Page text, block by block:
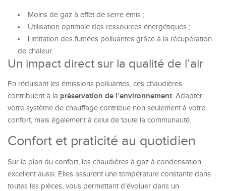
Moins de gaz à effet de serre émis ;
Utilisation optimale des ressources énergétiques ;
Limitation des fumées polluantes grâce à la récupération
de chaleur.
Un impact direct sur la qualité de l’air
En réduisant les émissions polluantes, ces chaudières
contribuent à la préservation de l’environnement. Adapter
votre système de chauffage contribue non seulement à votre
confort, mais également à celui de toute la communauté.
Confort et praticité au quotidien
Sur le plan du confort, les chaudières à gaz à condensation
excellent aussi. Elles assurent une température constante dans
toutes les pièces, vous permettant d’évoluer dans un